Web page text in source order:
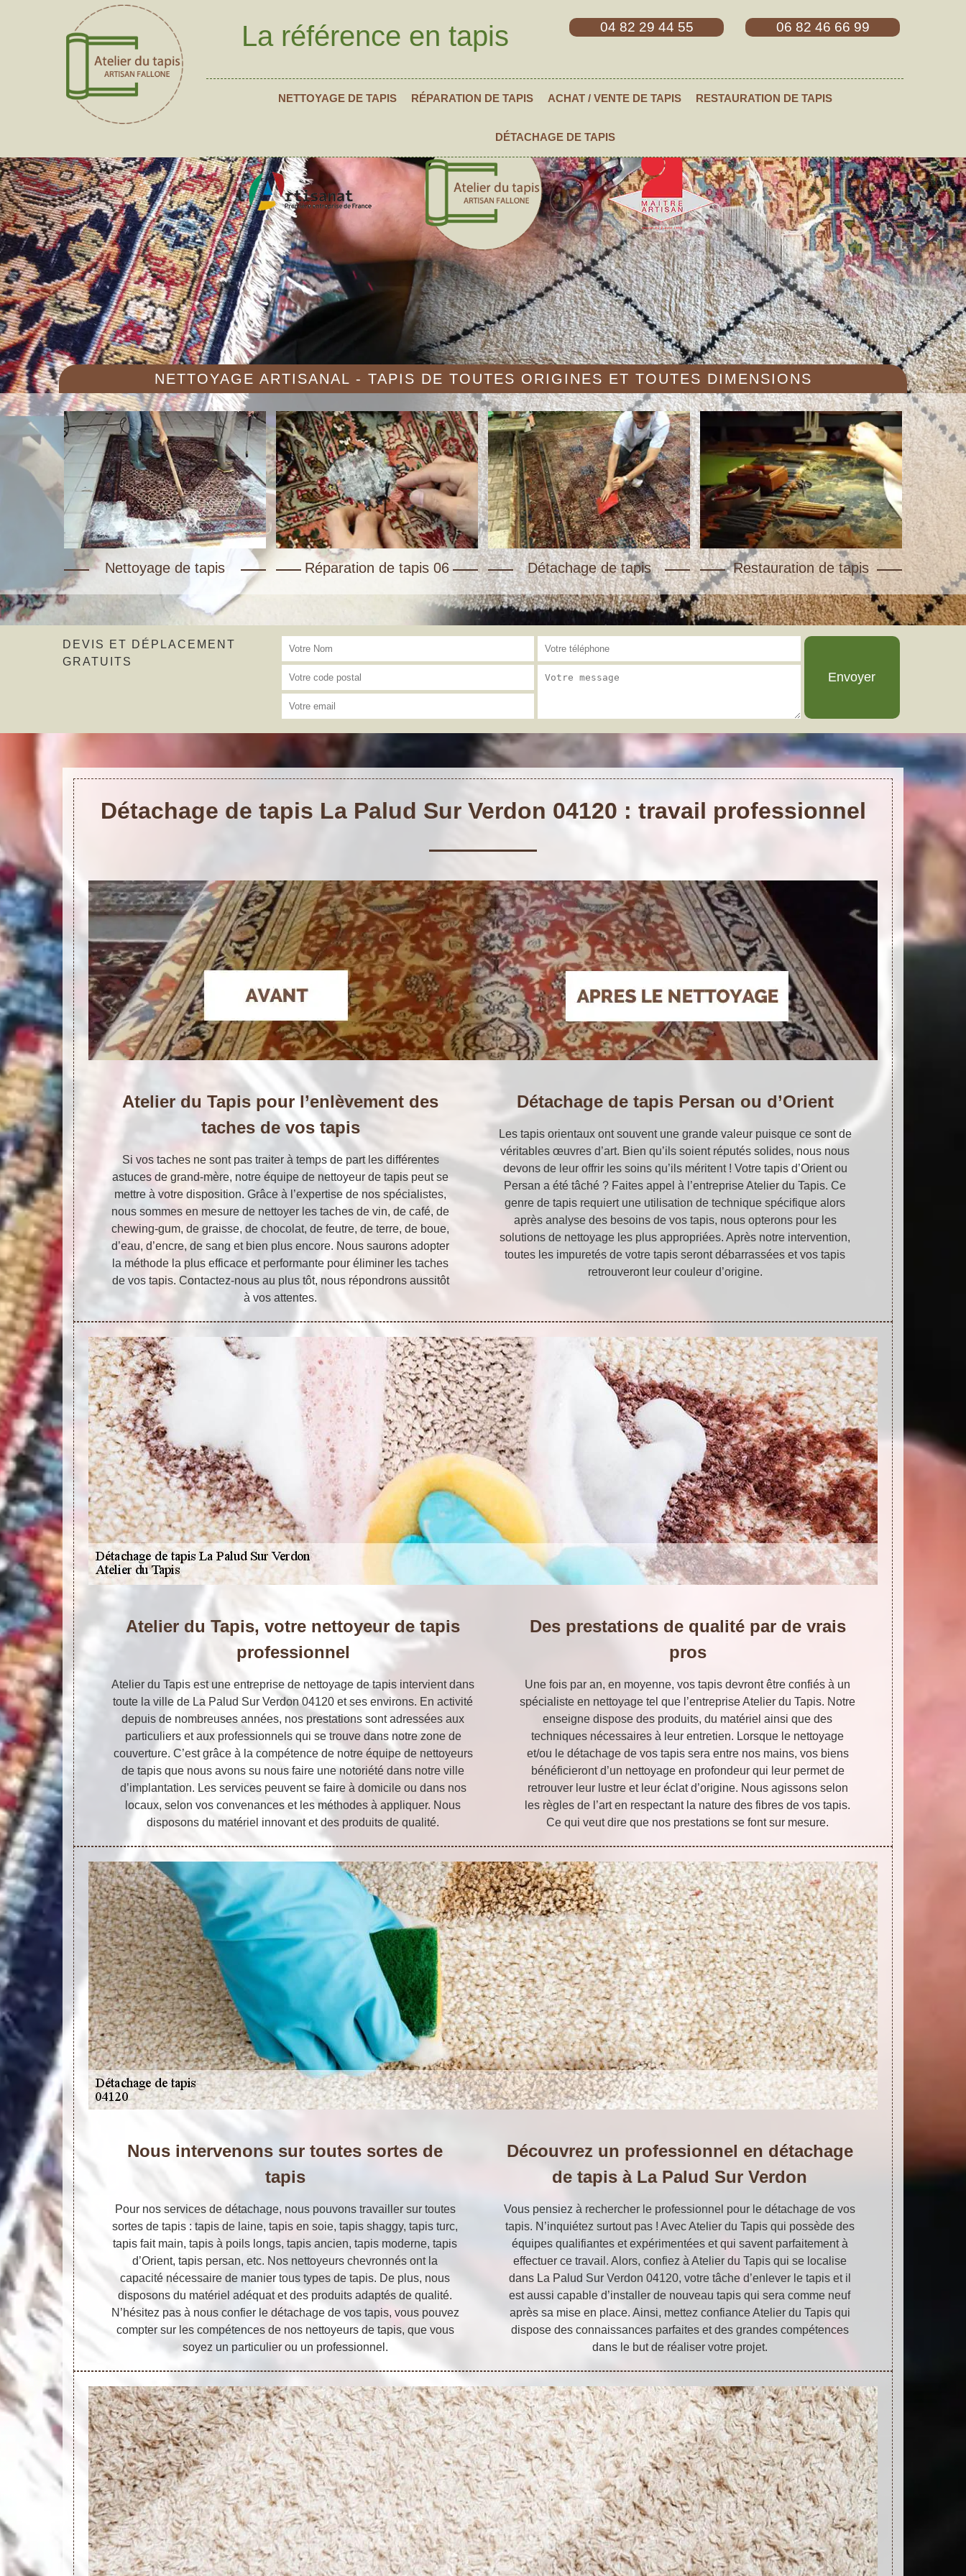
La référence en tapis 04 82 29 44 55 06 82 46 66 99
NETTOYAGE DE TAPIS RÉPARATION DE TAPIS ACHAT / VENTE DE TAPIS RESTAURATION DE TAPIS
DÉTACHAGE DE TAPIS
NETTOYAGE ARTISANAL - TAPIS DE TOUTES ORIGINES ET TOUTES DIMENSIONS
Nettoyage de tapis Réparation de tapis 06 Détachage de tapis Restauration de tapis
DEVIS ET DÉPLACEMENT
GRATUITS
Détachage de tapis La Palud Sur Verdon 04120 : travail professionnel
Atelier du Tapis pour l’enlèvement des
taches de vos tapis
Si vos taches ne sont pas traiter à temps de part les différentes
astuces de grand-mère, notre équipe de nettoyeur de tapis peut se
mettre à votre disposition. Grâce à l’expertise de nos spécialistes,
nous sommes en mesure de nettoyer les taches de vin, de café, de
chewing-gum, de graisse, de chocolat, de feutre, de terre, de boue,
d’eau, d’encre, de sang et bien plus encore. Nous saurons adopter
la méthode la plus efficace et performante pour éliminer les taches
de vos tapis. Contactez-nous au plus tôt, nous répondrons aussitôt
à vos attentes.
Détachage de tapis Persan ou d’Orient
Les tapis orientaux ont souvent une grande valeur puisque ce sont de
véritables œuvres d’art. Bien qu’ils soient réputés solides, nous nous
devons de leur offrir les soins qu’ils méritent ! Votre tapis d’Orient ou
Persan a été tâché ? Faites appel à l’entreprise Atelier du Tapis. Ce
genre de tapis requiert une utilisation de technique spécifique alors
après analyse des besoins de vos tapis, nous opterons pour les
solutions de nettoyage les plus appropriées. Après notre intervention,
toutes les impuretés de votre tapis seront débarrassées et vos tapis
retrouveront leur couleur d’origine.
Atelier du Tapis, votre nettoyeur de tapis
professionnel
Atelier du Tapis est une entreprise de nettoyage de tapis intervient dans
toute la ville de La Palud Sur Verdon 04120 et ses environs. En activité
depuis de nombreuses années, nos prestations sont adressées aux
particuliers et aux professionnels qui se trouve dans notre zone de
couverture. C’est grâce à la compétence de notre équipe de nettoyeurs
de tapis que nous avons su nous faire une notoriété dans notre ville
d’implantation. Les services peuvent se faire à domicile ou dans nos
locaux, selon vos convenances et les méthodes à appliquer. Nous
disposons du matériel innovant et des produits de qualité.
Des prestations de qualité par de vrais
pros
Une fois par an, en moyenne, vos tapis devront être confiés à un
spécialiste en nettoyage tel que l’entreprise Atelier du Tapis. Notre
enseigne dispose des produits, du matériel ainsi que des
techniques nécessaires à leur entretien. Lorsque le nettoyage
et/ou le détachage de vos tapis sera entre nos mains, vos biens
bénéficieront d’un nettoyage en profondeur qui leur permet de
retrouver leur lustre et leur éclat d’origine. Nous agissons selon
les règles de l’art en respectant la nature des fibres de vos tapis.
Ce qui veut dire que nos prestations se font sur mesure.
Nous intervenons sur toutes sortes de
tapis
Pour nos services de détachage, nous pouvons travailler sur toutes
sortes de tapis : tapis de laine, tapis en soie, tapis shaggy, tapis turc,
tapis fait main, tapis à poils longs, tapis ancien, tapis moderne, tapis
d’Orient, tapis persan, etc. Nos nettoyeurs chevronnés ont la
capacité nécessaire de manier tous types de tapis. De plus, nous
disposons du matériel adéquat et des produits adaptés de qualité.
N’hésitez pas à nous confier le détachage de vos tapis, vous pouvez
compter sur les compétences de nos nettoyeurs de tapis, que vous
soyez un particulier ou un professionnel.
Découvrez un professionnel en détachage
de tapis à La Palud Sur Verdon
Vous pensiez à rechercher le professionnel pour le détachage de vos
tapis. N’inquiétez surtout pas ! Avec Atelier du Tapis qui possède des
équipes qualifiantes et expérimentées et qui savent parfaitement à
effectuer ce travail. Alors, confiez à Atelier du Tapis qui se localise
dans La Palud Sur Verdon 04120, votre tâche d’enlever le tapis et il
est aussi capable d’installer de nouveau tapis qui sera comme neuf
après sa mise en place. Ainsi, mettez confiance Atelier du Tapis qui
dispose des connaissances parfaites et des grandes compétences
dans le but de réaliser votre projet.